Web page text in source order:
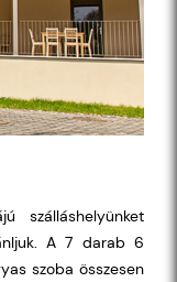
szálláshelyünket
A 7 darab 6
szoba összesen